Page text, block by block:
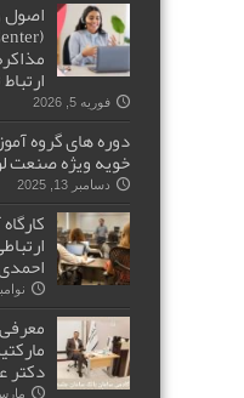
فوریه 5, 2026
دوره های گروه
خویه ویژه صنعت
دسامبر 13, 2025
نوامبر 5,
دکتر
مارس 2,